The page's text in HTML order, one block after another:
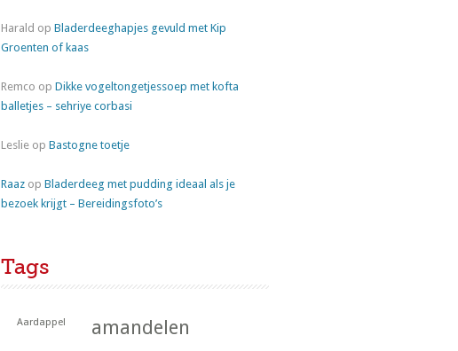
Harald op Bladerdeeghapjes gevuld met Kip
Groenten of kaas
Remco op Dikke vogeltongetjessoep met kofta
balletjes – sehriye corbasi
Leslie op Bastogne toetje
Raaz op Bladerdeeg met pudding ideaal als je
bezoek krijgt – Bereidingsfoto’s
Tags
Aardappel amandelen